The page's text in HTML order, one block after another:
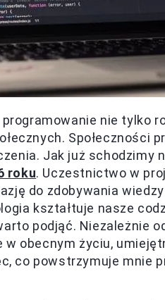
nie tylko
Społeczności
Jak już schodzimy
roku. Uczestnictwo w
do zdobywania
kształtuje nasze
podjąć. Niezależnie
w obecnym życiu,
co powstrzymuje mnie